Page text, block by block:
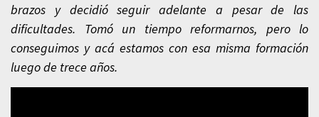
brazos y decidió seguir adelante a pesar de las
dificultades. Tomó un tiempo reformarnos, pero lo
conseguimos y acá estamos con esa misma formación
luego de trece años.